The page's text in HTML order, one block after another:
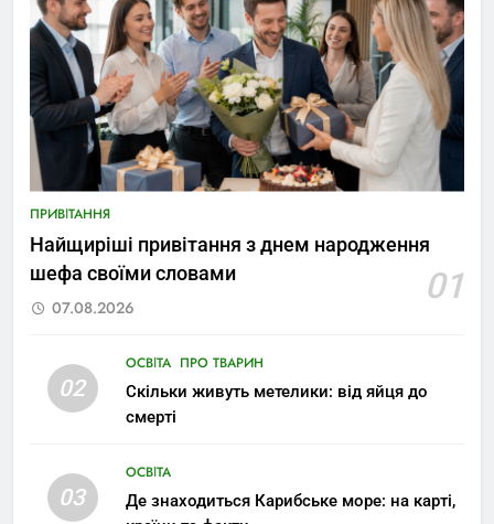
ПРИВІТАННЯ
Найщиріші привітання з днем народження
шефа своїми словами
01
07.08.2026
02
ОСВІТА ПРО ТВАРИН
Скільки живуть метелики: від яйця до
смерті
03
ОСВІТА
Де знаходиться Карибське море: на карті,